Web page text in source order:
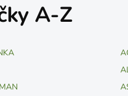
A-Z